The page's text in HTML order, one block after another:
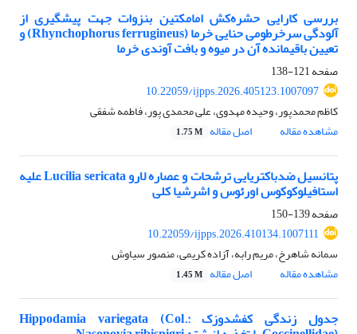
بررسی کارایی حشره‌کش امامکتین بنزوات جهت پیشگیری از
آلودگی سرخرطومی حنایی خرما (Rhynchophorus ferrugineus) و
تعیین باقیمانده آن در میوه و بافت آوندی خرما
صفحه121-138
10.22059/ijpps.2026.405123.1007097
کاظم محمدپور، وحیده مهدوی، علی محمدی پور، فاطمه شفقی
مشاهده مقاله
اصل مقاله 1.75 M
پتانسیل ضدباکتریایی ترشحات و عصاره‌ لارو Lucilia sericata علیه
استافیلوکوکوس اورئوس و اشرشیا کلی
صفحه139-150
10.22059/ijpps.2026.410134.1007111
سمانه شاهرخ، مریم رابه، آزاده کریمی، منصور سیاوش
مشاهده مقاله
اصل مقاله 1.45 M
جدول زندگی کفشدوزک Hippodamia variegata (Col.: